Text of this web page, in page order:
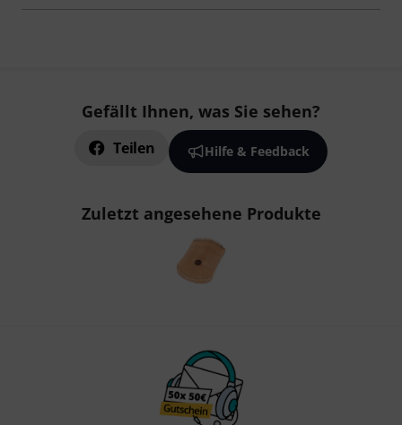
Gefällt Ihnen, was Sie sehen?
Teilen Hilfe & Feedback
Zuletzt angesehene Produkte